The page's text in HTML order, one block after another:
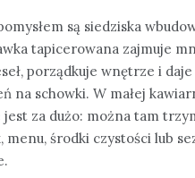
są siedziska
tapicerowana zajmuje
porządkuje wnętrze i
na schowki. W małej
za dużo: można tam
menu, środki czystości lub